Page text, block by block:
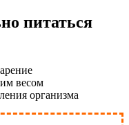
питаться
весом
организма